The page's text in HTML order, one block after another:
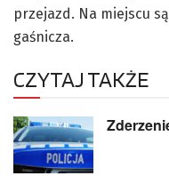
przejazd. Na miejscu
gaśnicza.
CZYTAJ TAKŻE